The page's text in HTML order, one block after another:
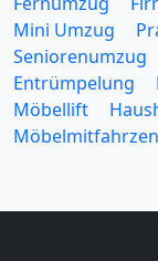
Mini Umzug
Seniorenumzug
Entrümpelung
Möbellift